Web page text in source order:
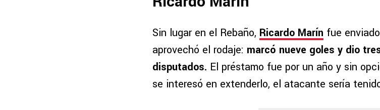
Sin lugar en el Rebaño, Ricardo Marín fue
aprovechó el rodaje: marcó nueve goles y dio
disputados. El préstamo fue por un año y sin
se interesó en extenderlo, el atacante sería